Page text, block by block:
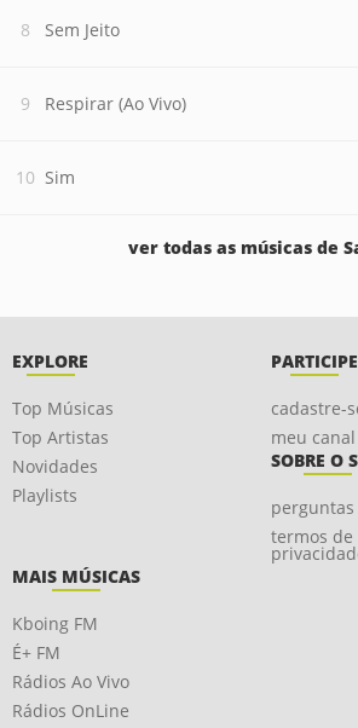
Sem Jeito
Respirar (Ao Vivo)
Sim
ver todas as músicas de
EXPLORE
Top Músicas
Top Artistas
Novidades
Playlists
PARTICIPE
cadastre-
meu canal
SOBRE O
termos
MAIS MÚSICAS
Kboing FM
É+ FM
Rádios Ao Vivo
Rádios OnLine